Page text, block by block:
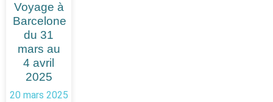
Voyage à
Barcelone
du 31
mars au
4 avril
2025
20 mars 2025